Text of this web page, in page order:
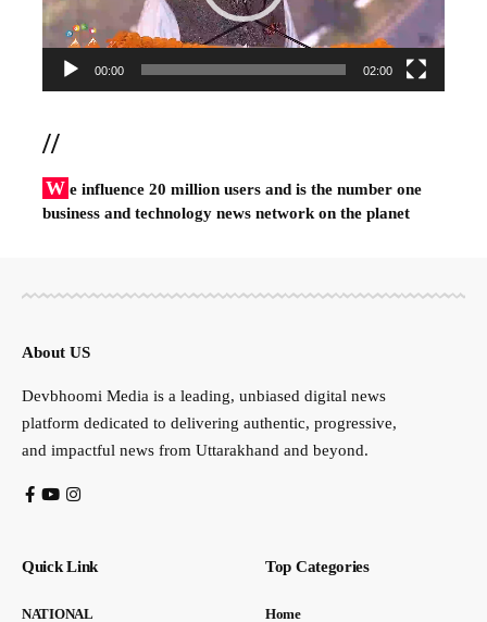
00:00 02:00
//
W e influence 20 million users and is the number one
business and technology news network on the planet
About US
Devbhoomi Media is a leading, unbiased digital news
platform dedicated to delivering authentic, progressive,
and impactful news from Uttarakhand and beyond.
Quick Link
NATIONAL
Top Categories
Home